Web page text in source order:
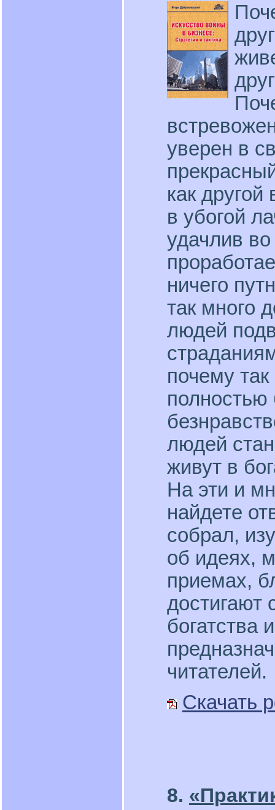
уверен в
как
в убогой
удачлив
ничего
так много
людей
почему
людей
живут в
На эти и
найдете
собрал,
об идеях,
приемах,
достигают
богатства
читателей.
Скачать
8.